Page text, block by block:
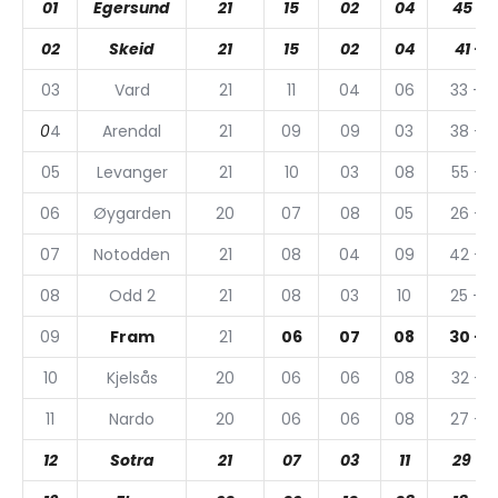
01 Egersund 21 15 02 04
45 –
02
Skeid 21 15 02 04
41 –
03
Vard 21 11 04 06
33 –
04 Arendal 21 09 09 03
38 –
05
Levanger 21 10 03 08
55 –
06
Øygarden 20 07 08 05
26 –
07
Notodden 21 08 04 09
42 –
08
Odd 2 21 08 03 10
25 –
09
Fram 21 06 07 08
30 –
10
Kjelsås 20 06 06 08
32 –
11
Nardo 20 06 06 08
27 –
12
Sotra 21 07 03 11
29 –